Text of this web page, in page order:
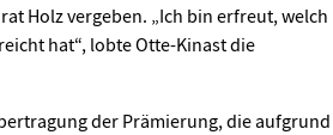
Holz vergeben. „Ich bin erfreut, welch
hat“, lobte Otte-Kinast die
der Prämierung, die aufgrund